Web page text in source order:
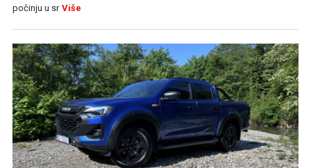
počinju u sr Više